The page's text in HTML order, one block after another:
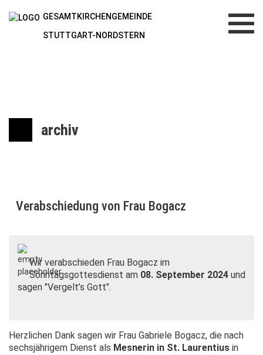
GESAMTKIRCHENGEMEINDE
STUTTGART-NORDSTERN
archiv
Verabschiedung von Frau Bogacz
Wir verabschieden Frau Bogacz im
Sonntagsgottesdienst am 08. September 2024 und
sagen "Vergelt’s Gott".
Herzlichen Dank sagen wir Frau Gabriele Bogacz, die nach
sechsjährigem Dienst als Mesnerin in St. Laurentius in